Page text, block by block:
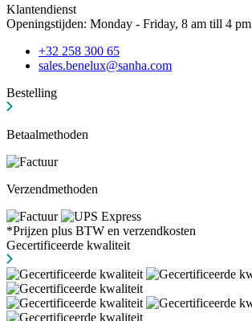
Klantendienst
Openingstijden: Monday - Friday, 8 am till 4 pm
+32 258 300 65
sales.benelux@sanha.com
Bestelling
Betaalmethoden
Verzendmethoden
*Prijzen plus BTW en verzendkosten
Gecertificeerde kwaliteit